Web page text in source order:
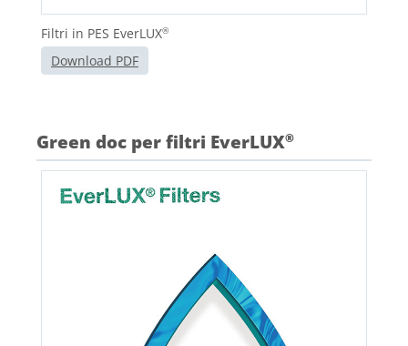
Filtri in PES EverLUX®
Download PDF
Green doc per filtri EverLUX®